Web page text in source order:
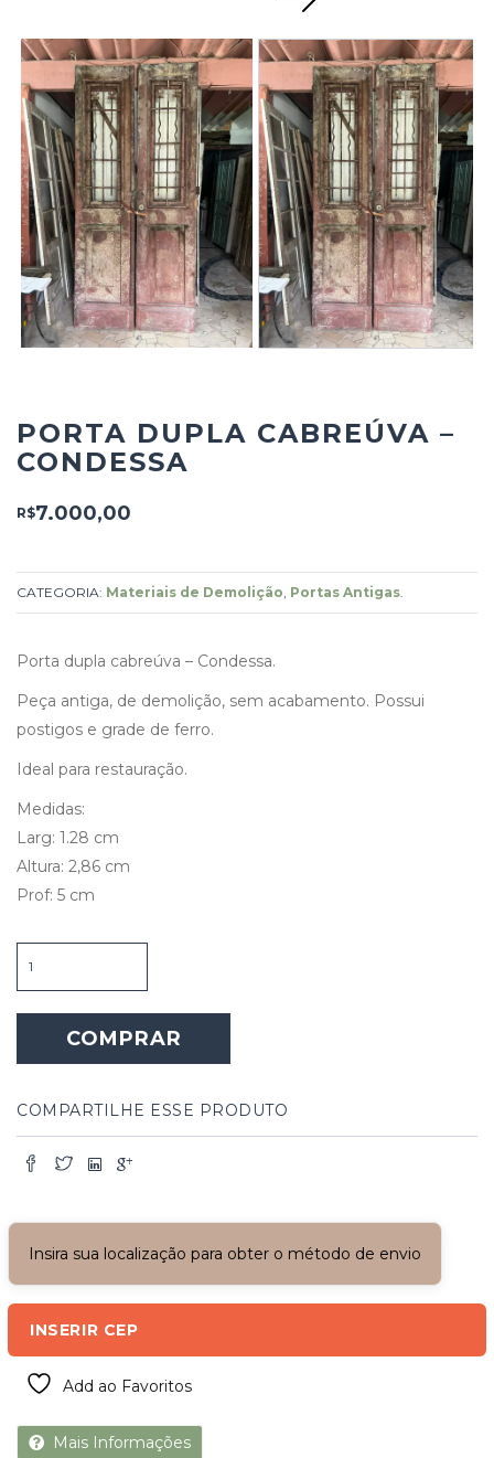
PORTA DUPLA CABREÚVA –
CONDESSA
R$7.000,00
CATEGORIA: Materiais de Demolição Portas Antigas
Porta dupla cabreúva – Condessa.
Peça antiga, de demolição, sem acabamento. Possui
postigos e grade de ferro.
Ideal para restauração.
Medidas:
Larg: 1.28 cm
Altura: 2,86 cm
Prof: 5 cm
Dupla
Cabreúva
-
Condessa
quantidade
COMPRAR
COMPARTILHE ESSE PRODUTO
Insira sua localização para obter o método de envio
INSERIR CEP
Add ao Favoritos
Mais Informações